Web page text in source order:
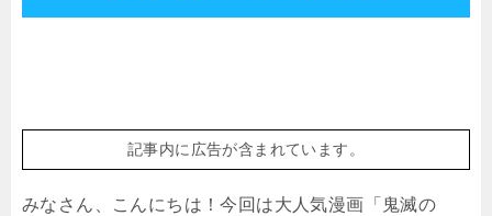
記事内に広告が含まれています。
みなさん、こんにちは！今回は大人気漫画「鬼滅の